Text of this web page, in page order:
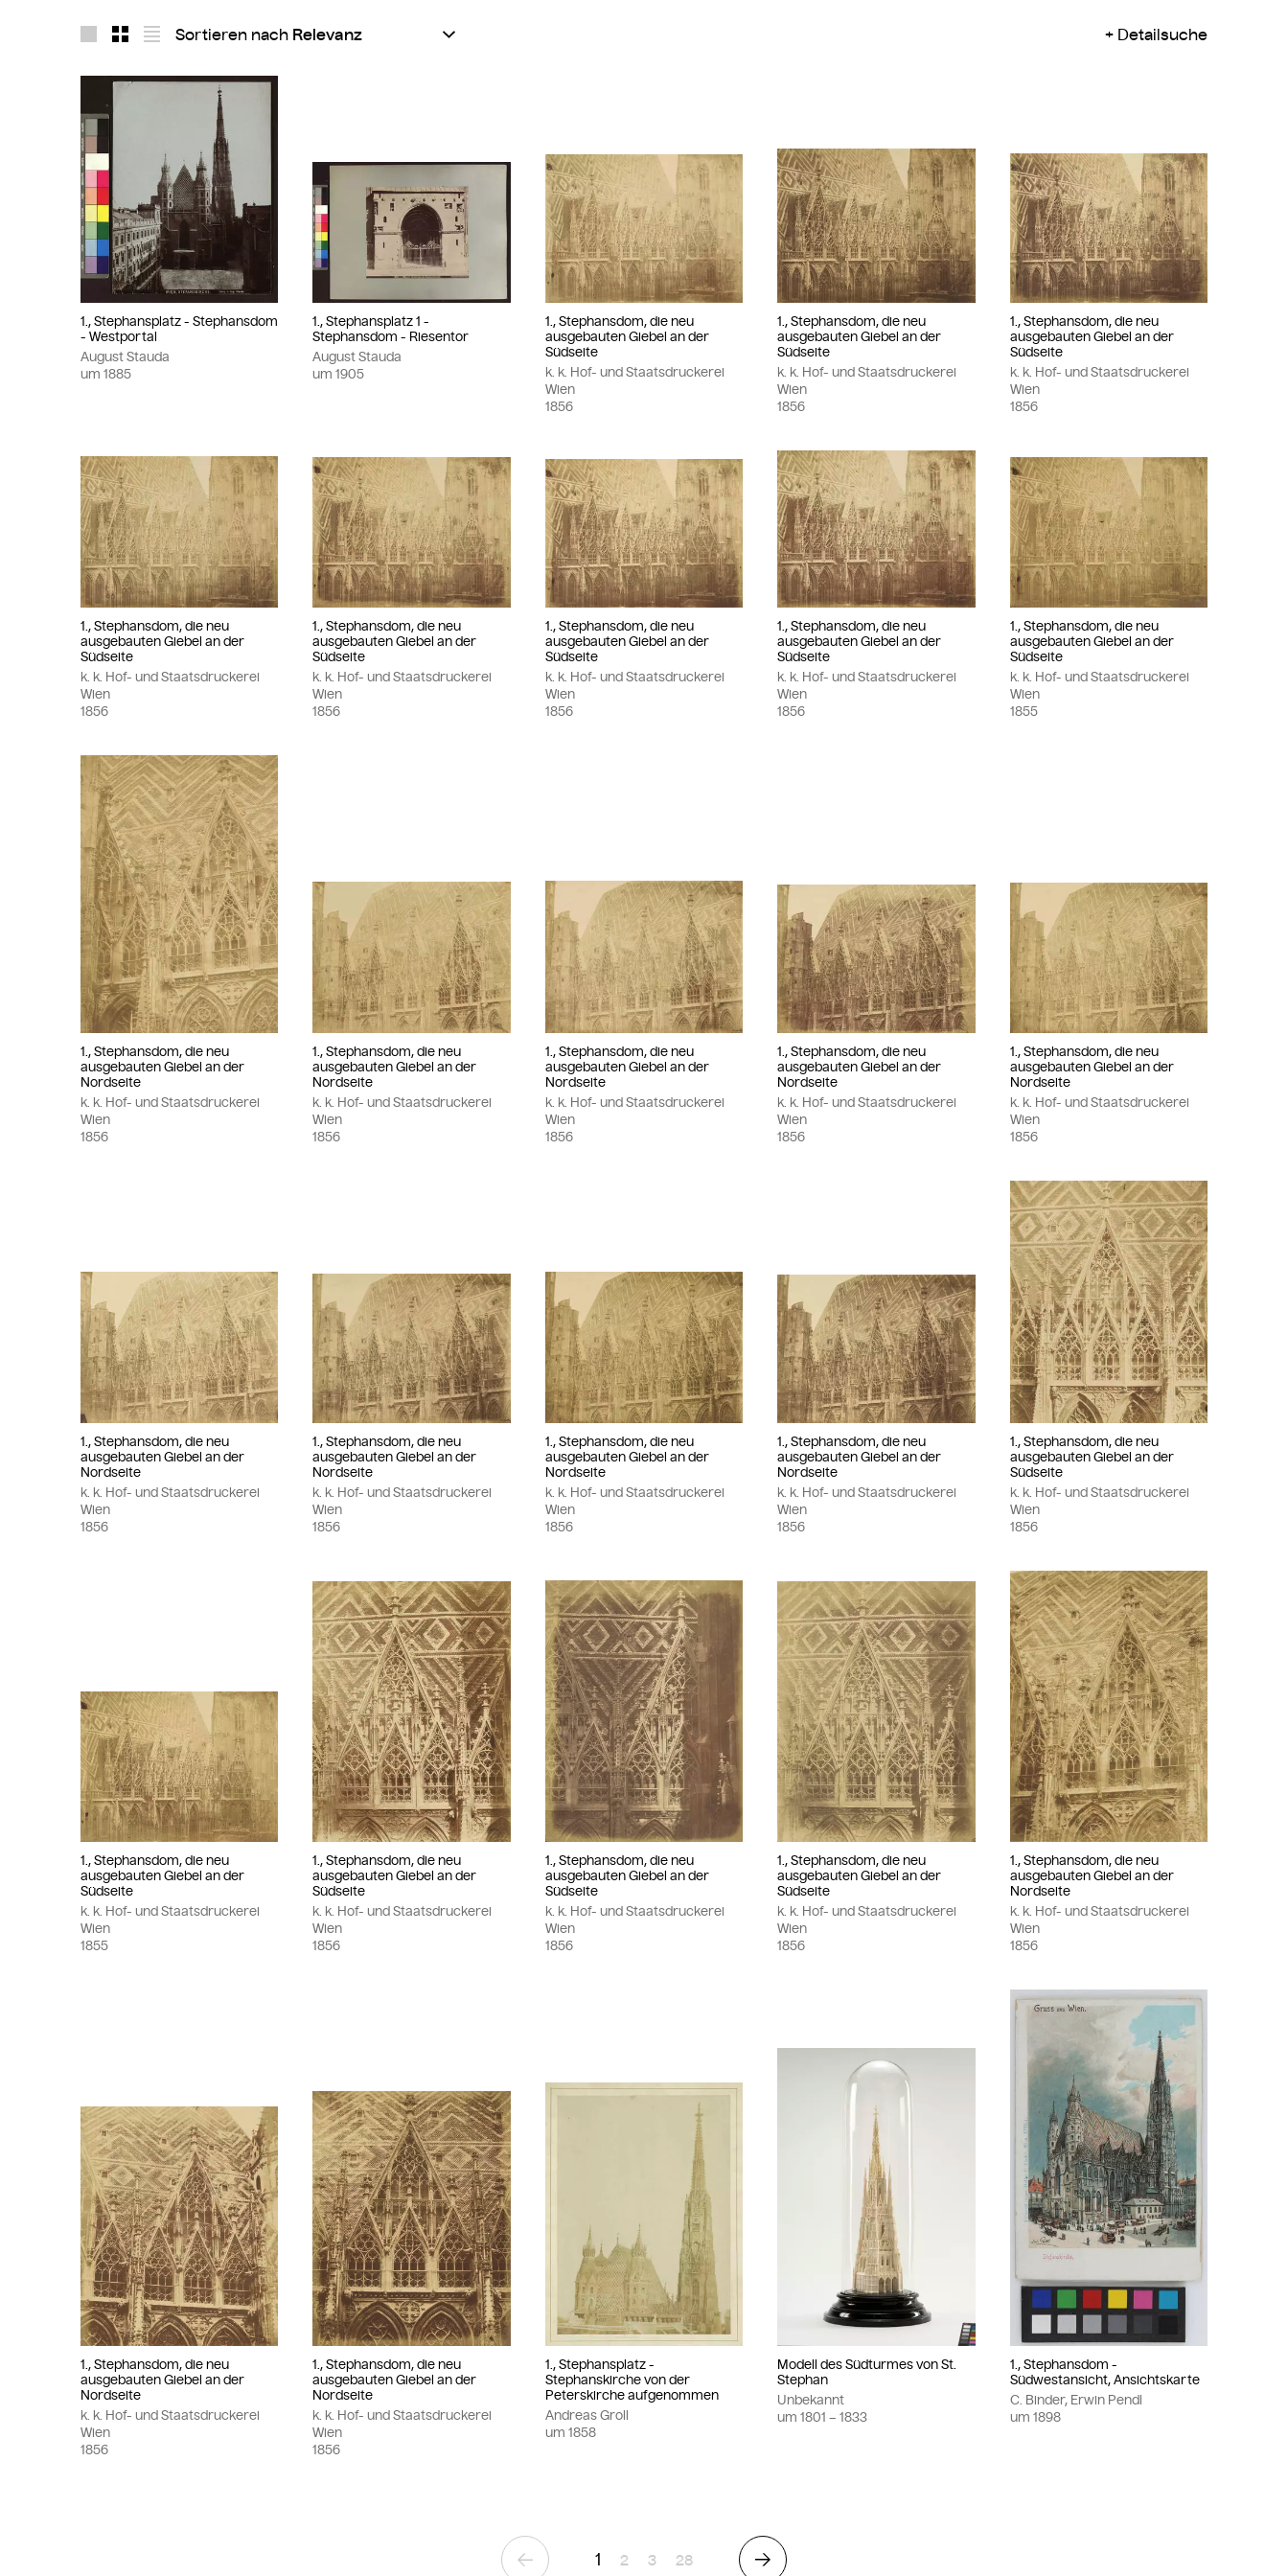
Layout 1Layout 2Layout 3Sortieren nach Detailsuche
1., Stephansplatz - Stephansdom
- Westportal
August Stauda
um 1885
1., Stephansplatz 1 -
Stephansdom - Riesentor
August Stauda
um1905
1., Stephansdom, die neu
ausgebauten Giebel an der
Südseite
k. k. Hof- und Staatsdruckerei
Wien
1856
1., Stephansdom, die neu
ausgebauten Giebel an der
Südseite
k. k. Hof- und Staatsdruckerei
Wien
1856
1., Stephansdom, die neu
ausgebauten Giebel an der
Südseite
k. k. Hof- und Staatsdruckerei
Wien
1856
1., Stephansdom, die neu
ausgebauten Giebel an der
Südseite
k. k. Hof- und Staatsdruckerei
Wien
1856
1., Stephansdom, die neu
ausgebauten Giebel an der
Südseite
k. k. Hof- und Staatsdruckerei
Wien
1856
1., Stephansdom, die neu
ausgebauten Giebel an der
Südseite
k. k. Hof- und Staatsdruckerei
Wien
1856
1., Stephansdom, die neu
ausgebauten Giebel an der
Südseite
k. k. Hof- und Staatsdruckerei
Wien
1856
1., Stephansdom, die neu
ausgebauten Giebel an der
Südseite
k. k. Hof- und Staatsdruckerei
Wien
1855
1., Stephansdom, die neu
ausgebauten Giebel an der
Nordseite
k. k. Hof- und Staatsdruckerei
Wien
1856
1., Stephansdom, die neu
ausgebauten Giebel an der
Nordseite
k. k. Hof- und Staatsdruckerei
Wien
1856
1., Stephansdom, die neu
ausgebauten Giebel an der
Nordseite
k. k. Hof- und Staatsdruckerei
Wien
1856
1., Stephansdom, die neu
ausgebauten Giebel an der
Nordseite
k. k. Hof- und Staatsdruckerei
Wien
1856
1., Stephansdom, die neu
ausgebauten Giebel an der
Nordseite
k. k. Hof- und Staatsdruckerei
Wien
1856
1., Stephansdom, die neu
ausgebauten Giebel an der
Nordseite
k. k. Hof- und Staatsdruckerei
Wien
1856
1., Stephansdom, die neu
ausgebauten Giebel an der
Nordseite
k. k. Hof- und Staatsdruckerei
Wien
1856
1., Stephansdom, die neu
ausgebauten Giebel an der
Nordseite
k. k. Hof- und Staatsdruckerei
Wien
1856
1., Stephansdom, die neu
ausgebauten Giebel an der
Nordseite
k. k. Hof- und Staatsdruckerei
Wien
1856
1., Stephansdom, die neu
ausgebauten Giebel an der
Südseite
k. k. Hof- und Staatsdruckerei
Wien
1856
1., Stephansdom, die neu
ausgebauten Giebel an der
Südseite
k. k. Hof- und Staatsdruckerei
Wien
1855
1., Stephansdom, die neu
ausgebauten Giebel an der
Südseite
k. k. Hof- und Staatsdruckerei
Wien
1856
1., Stephansdom, die neu
ausgebauten Giebel an der
Südseite
k. k. Hof- und Staatsdruckerei
Wien
1856
1., Stephansdom, die neu
ausgebauten Giebel an der
Südseite
k. k. Hof- und Staatsdruckerei
Wien
1856
1., Stephansdom, die neu
ausgebauten Giebel an der
Nordseite
k. k. Hof- und Staatsdruckerei
Wien
1856
1., Stephansdom, die neu
ausgebauten Giebel an der
Nordseite
k. k. Hof- und Staatsdruckerei
Wien
1856
1., Stephansdom, die neu
ausgebauten Giebel an der
Nordseite
k. k. Hof- und Staatsdruckerei
Wien
1856
1., Stephansplatz -
Stephanskirche von der
Peterskirche aufgenommen
Andreas Groll
um 1858
Modell des Südturmes von St.
Stephan
Unbekannt
um1801 – 1833
1., Stephansdom -
Südwestansicht, Ansichtskarte
C. Binder, Erwin Pendl
um 1898
Vorherige Seite
1 Seite
2 Seite
3 Seite
28 Nächste Seite